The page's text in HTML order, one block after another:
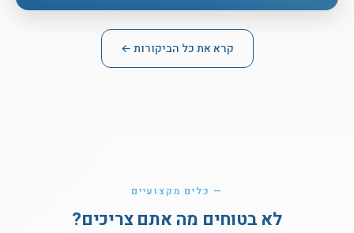
קרא את כל הביקורות ←
— כלים מקצועיים
לא בטוחים מה אתם צריכים?